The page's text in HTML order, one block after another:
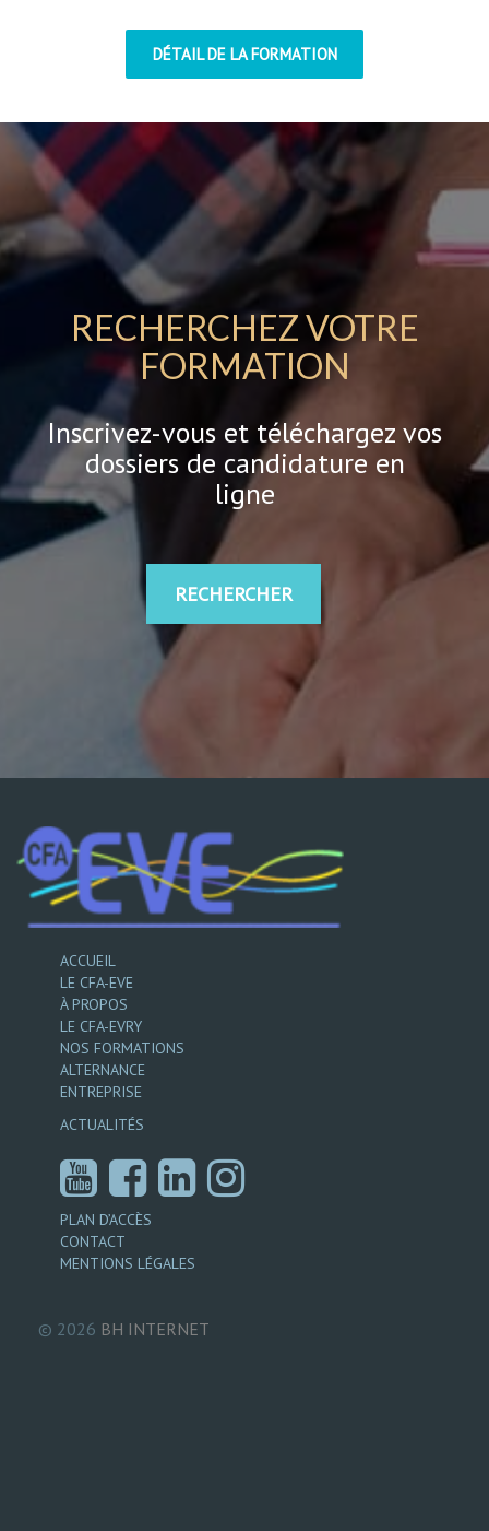
DÉTAIL DE LA FORMATION
RECHERCHEZ VOTRE
FORMATION
Inscrivez-vous et téléchargez vos
dossiers de candidature en
ligne
RECHERCHER
ACCUEIL
LE CFA-EVE
À PROPOS
LE CFA-EVRY
NOS FORMATIONS
ALTERNANCE
ENTREPRISE
ACTUALITÉS
PLAN D’ACCÈS
CONTACT
MENTIONS LÉGALES
© 2026 BH INTERNET